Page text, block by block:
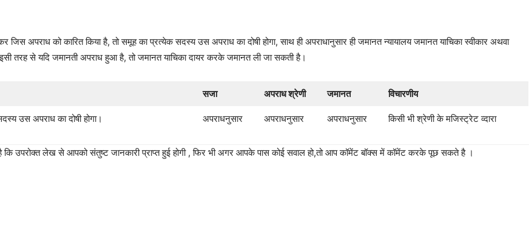
जिस अपराध को कारित किया है, तो समूह का प्रत्येक सदस्य उस अपराध का दोषी होगा, साथ ही अपराधानुसार ही जमानत न्यायालय जमानत याचिका स्वीकार अथवा
तरह से यदि जमानती अपराध हुआ है, तो जमानत याचिका दायर करके जमानत ली जा सकती है।
सजा अपराध श्रेणी जमानत विचारणीय
उस अपराध का दोषी होगा। अपराधनुसार अपराधनुसार अपराधनुसार किसी भी श्रेणी के मजिस्ट्रेट व्दारा
कि उपरोक्त लेख से आपको संतुष्ट जानकारी प्राप्त हुई होगी , फिर भी अगर आपके पास कोई सवाल हो,तो आप कॉमेंट बॉक्स में कॉमेंट करके पूछ सकते है ।